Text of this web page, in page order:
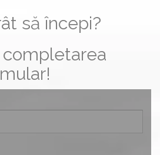
să începi?